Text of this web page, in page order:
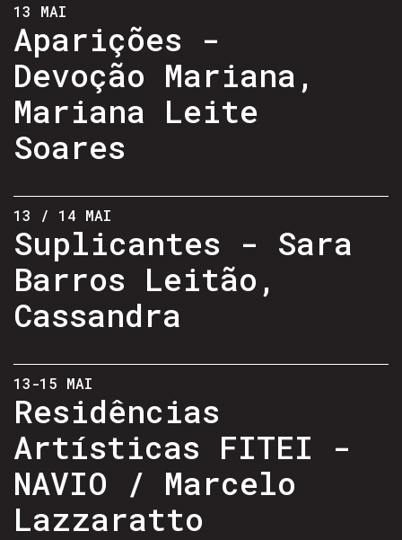
13 MAI
Aparições -
Devoção Mariana,
Mariana Leite
Soares
13 / 14 MAI
Suplicantes - Sara
Barros Leitão,
Cassandra
13-15 MAI
Residências
Artísticas FITEI -
NAVIO / Marcelo
Lazzaratto